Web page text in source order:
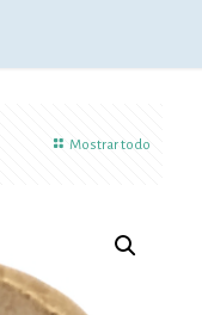
Mostrar todo